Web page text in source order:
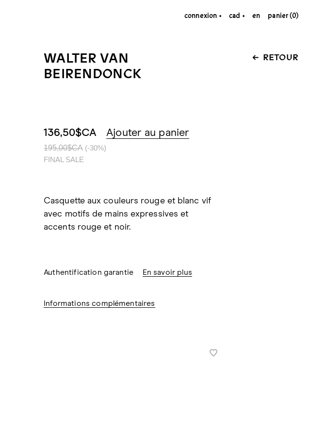
connexion cad en panier (0)
WALTER VAN
BEIRENDONCK
136,50$CA Ajouter au panier
195,00$CA (-30%)
FINAL SALE
Casquette aux couleurs rouge et blanc vif
avec motifs de mains expressives et
accents rouge et noir.
Authentification garantie En savoir plus
Informations complémentaires
RETOUR